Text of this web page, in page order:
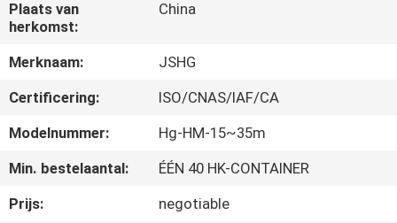
SHOW
ONGEVEER
ONS
FABRIEKSREIS
Plaats van
herkomst:
China
Merknaam:
JSHG
Certificering:
ISO/CNAS/IAF/CA
Modelnummer:
Hg-HM-15~35m
Min. bestelaantal:
ÉÉN 40 HK-CONTAINER
Prijs:
negotiable